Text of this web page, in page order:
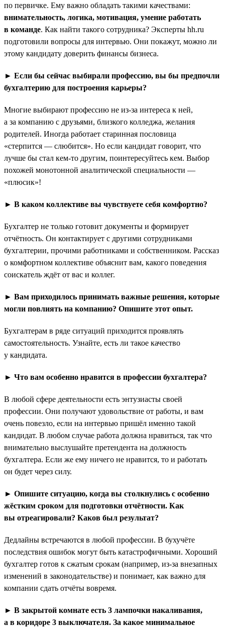
по первичке. Ему важно обладать такими качествами:
внимательность, логика, мотивация, умение работать
в команде. Как найти такого сотрудника? Эксперты hh.ru
подготовили вопросы для интервью. Они покажут, можно ли
этому кандидату доверить финансы бизнеса.
► Если бы сейчас выбирали профессию, вы бы предпочли
бухгалтерию для построения карьеры?
Многие выбирают профессию не из-за интереса к ней,
а за компанию с друзьями, близкого колледжа, желания
родителей. Иногда работает старинная пословица
«стерпится — слюбится». Но если кандидат говорит, что
лучше бы стал кем-то другим, поинтересуйтесь кем. Выбор
похожей монотонной аналитической специальности —
«плюсик»!
► В каком коллективе вы чувствуете себя комфортно?
Бухгалтер не только готовит документы и формирует
отчётность. Он контактирует с другими сотрудниками
бухгалтерии, прочими работниками и собственником. Рассказ
о комфортном коллективе объяснит вам, какого поведения
соискатель ждёт от вас и коллег.
► Вам приходилось принимать важные решения, которые
могли повлиять на компанию? Опишите этот опыт.
Бухгалтерам в ряде ситуаций приходится проявлять
самостоятельность. Узнайте, есть ли такое качество
у кандидата.
► Что вам особенно нравится в профессии бухгалтера?
В любой сфере деятельности есть энтузиасты своей
профессии. Они получают удовольствие от работы, и вам
очень повезло, если на интервью пришёл именно такой
кандидат. В любом случае работа должна нравиться, так что
внимательно выслушайте претендента на должность
бухгалтера. Если же ему ничего не нравится, то и работать
он будет через силу.
► Опишите ситуацию, когда вы столкнулись с особенно
жёстким сроком для подготовки отчётности. Как
вы отреагировали? Каков был результат?
Дедлайны встречаются в любой профессии. В бухучёте
последствия ошибок могут быть катастрофичными. Хороший
бухгалтер готов к сжатым срокам (например, из-за внезапных
изменений в законодательстве) и понимает, как важно для
компании сдать отчёты вовремя.
► В закрытой комнате есть 3 лампочки накаливания,
а в коридоре 3 выключателя. За какое минимальное